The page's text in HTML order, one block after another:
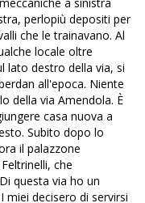
perlopiù depositi per
che le trainavano. Al
locale oltre
lato destro della via, si
all'epoca. Niente
della via Amendola. È
casa nuova a
Subito dopo lo
il palazzone
che
questa via ho un
miei decisero di servirsi